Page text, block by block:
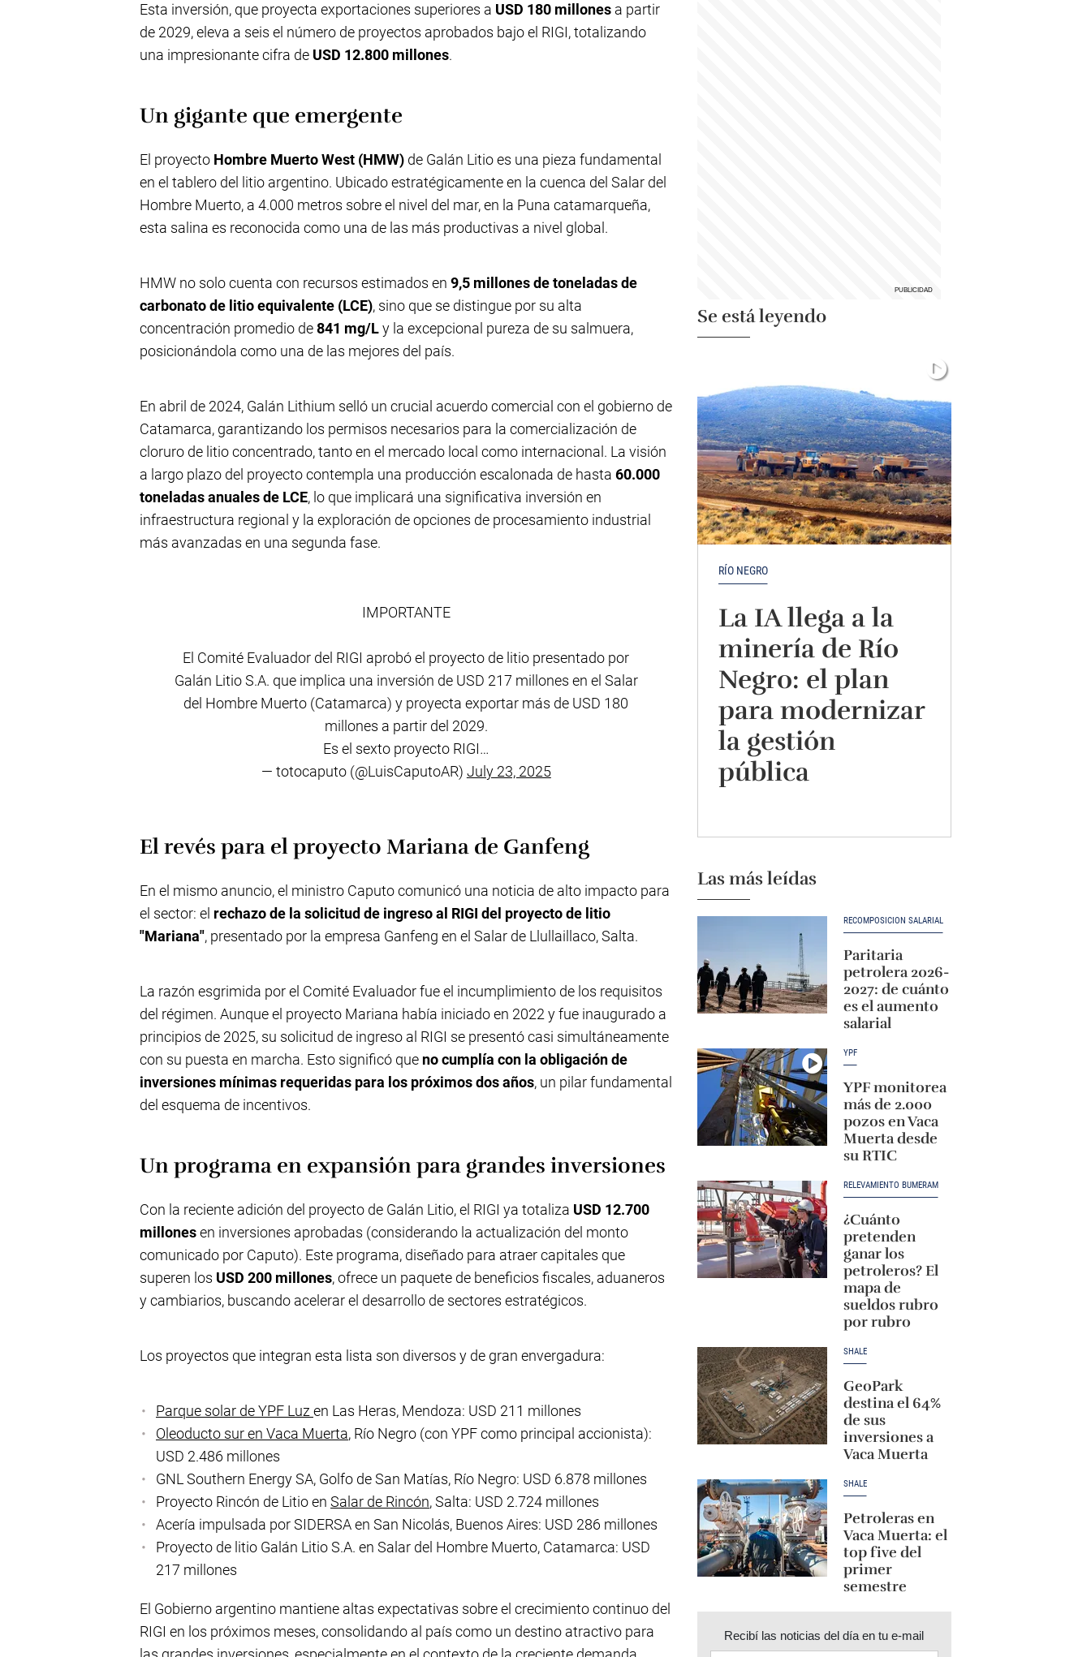
Esta inversión, que proyecta exportaciones superiores a USD 180 millones a partir
de 2029, eleva a seis el número de proyectos aprobados bajo el RIGI, totalizando
una impresionante cifra de USD 12.800 millones.
Un gigante que emergente
El proyecto Hombre Muerto West (HMW) de Galán Litio es una pieza fundamental
en el tablero del litio argentino. Ubicado estratégicamente en la cuenca del Salar del
Hombre Muerto, a 4.000 metros sobre el nivel del mar, en la Puna catamarqueña,
esta salina es reconocida como una de las más productivas a nivel global.
HMW no solo cuenta con recursos estimados en 9,5 millones de toneladas de
carbonato de litio equivalente (LCE), sino que se distingue por su alta
concentración promedio de841 mg/Ly la excepcional pureza de su salmuera,
posicionándola como una de las mejores del país.
En abril de 2024, Galán Lithium selló un crucial acuerdo comercial con el gobierno de
Catamarca, garantizando los permisos necesarios para la comercialización de
cloruro de litio concentrado, tanto en el mercado local como internacional. La visión
a largo plazo del proyecto contempla una producción escalonada de hasta 60.000
toneladas anuales de LCE, lo que implicará una significativa inversión en
infraestructura regional y la exploración de opciones de procesamiento industrial
más avanzadas en una segunda fase.
IMPORTANTE
El Comité Evaluador del RIGI aprobó el proyecto de litio presentado por
Galán Litio S.A. que implica una inversión de USD 217 millones en el Salar
del Hombre Muerto (Catamarca) y proyecta exportar más de USD 180
millones a partir del 2029.
Es el sexto proyecto RIGI…
— totocaputo (@LuisCaputoAR) July 23, 2025
El revés para el proyecto Mariana de Ganfeng
En el mismo anuncio, el ministro Caputo comunicó una noticia de alto impacto para
el sector: el rechazo de la solicitud de ingreso al RIGI del proyecto de litio
"Mariana", presentado por la empresa Ganfeng en el Salar de Llullaillaco, Salta.
La razón esgrimida por el Comité Evaluador fue el incumplimiento de los requisitos
del régimen. Aunque el proyecto Mariana había iniciado en 2022 y fue inaugurado a
principios de 2025, su solicitud de ingreso al RIGI se presentó casi simultáneamente
con su puesta en marcha. Esto significó que no cumplía con la obligación de
inversiones mínimas requeridas para los próximos dos años, un pilar fundamental
del esquema de incentivos.
Un programa en expansión para grandes inversiones
Con la reciente adición del proyecto de Galán Litio, el RIGI ya totaliza USD 12.700
millonesen inversiones aprobadas (considerando la actualización del monto
comunicado por Caputo). Este programa, diseñado para atraer capitales que
superen los USD 200 millones, ofrece un paquete de beneficios fiscales, aduaneros
y cambiarios, buscando acelerar el desarrollo de sectores estratégicos.
Los proyectos que integran esta lista son diversos y de gran envergadura:
Parque solar de YPF Luz en Las Heras, Mendoza: USD 211 millones
Oleoducto sur en Vaca Muerta, Río Negro (con YPF como principal accionista):
USD 2.486 millones
GNL Southern Energy SA, Golfo de San Matías, Río Negro: USD 6.878 millones
Proyecto Rincón de Litio en Salar de Rincón, Salta: USD 2.724 millones
Acería impulsada por SIDERSA en San Nicolás, Buenos Aires: USD 286 millones
Proyecto de litio Galán Litio S.A. en Salar del Hombre Muerto, Catamarca: USD
217 millones
El Gobierno argentino mantiene altas expectativas sobre el crecimiento continuo del
RIGI en los próximos meses, consolidando al país como un destino atractivo para
Se está leyendo
RÍO NEGRO
La IA llega a la
minería de Río
Negro: el plan
para modernizar
la gestión
pública
Las más leídas
RECOMPOSICIÓN SALARIAL
Paritaria
petrolera 2026-
2027: de cuánto
es el aumento
salarial
YPF
YPF monitorea
más de 2.000
pozos en Vaca
Muerta desde
su RTIC
RELEVAMIENTO BUMERAM
¿Cuánto
pretenden
ganar los
petroleros? El
mapa de
sueldos rubro
por rubro
SHALE
GeoPark
destina el 64%
de sus
inversiones a
Vaca Muerta
SHALE
Petroleras en
Vaca Muerta: el
top five del
primer
semestre
Recibí las noticias del día en tu e-mail